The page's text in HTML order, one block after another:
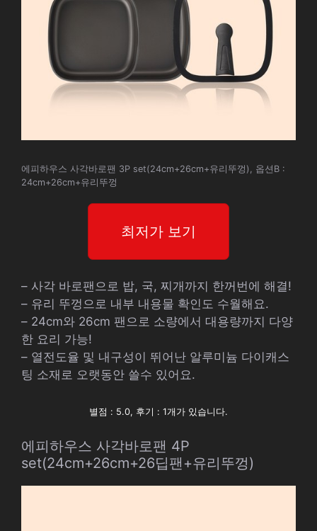
에피하우스 사각바로팬 3P set(24cm+26cm+유리뚜껑), 옵션B :
24cm+26cm+유리뚜껑
최저가 보기
– 사각 바로팬으로 밥, 국, 찌개까지 한꺼번에 해결!
– 유리 뚜껑으로 내부 내용물 확인도 수월해요.
– 24cm와 26cm 팬으로 소량에서 대용량까지 다양
한 요리 가능!
– 열전도율 및 내구성이 뛰어난 알루미늄 다이캐스
팅 소재로 오랫동안 쓸수 있어요.
별점 : 5.0, 후기 : 1개가 있습니다.
에피하우스 사각바로팬 4P
set(24cm+26cm+26딥팬+유리뚜껑)